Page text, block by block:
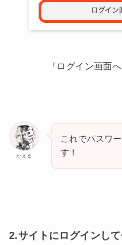
『ログイン画面
かえる
これでパスワ
す！
2.サイトにログインし